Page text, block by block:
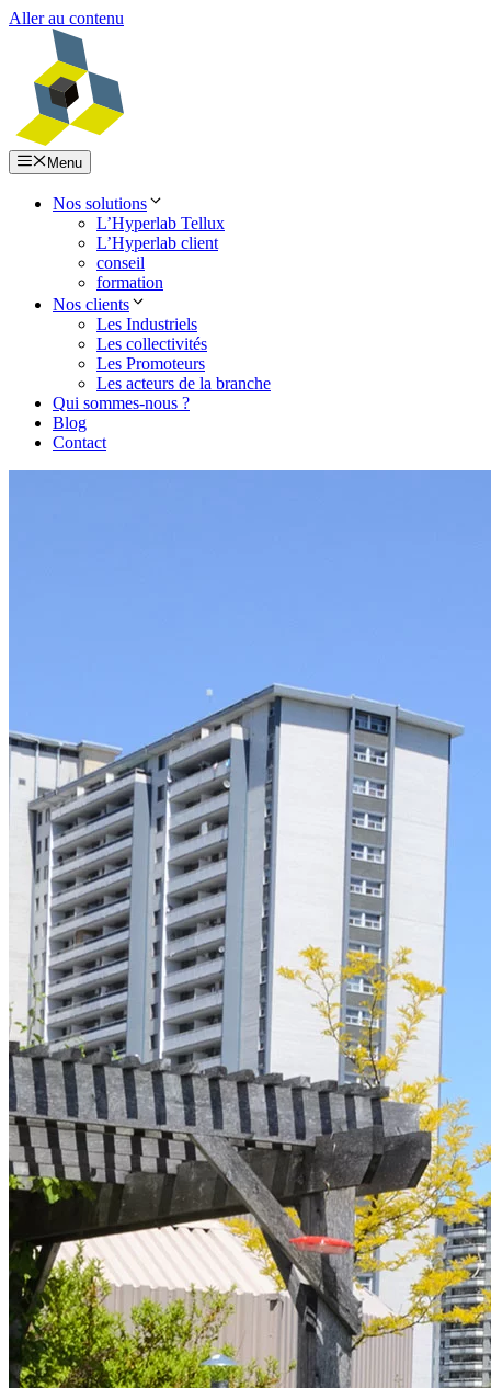
Aller au contenu
Menu
Nos solutions
L’Hyperlab Tellux
L’Hyperlab client
conseil
formation
Nos clients
Les Industriels
Les collectivités
Les Promoteurs
Les acteurs de la branche
Qui sommes-nous ?
Blog
Contact